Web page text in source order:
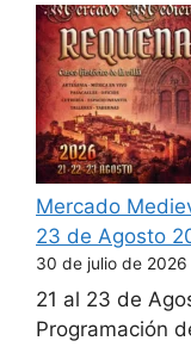
Mercado
23 de Agosto
30 de julio de 2026
21 al 23 de
Programación